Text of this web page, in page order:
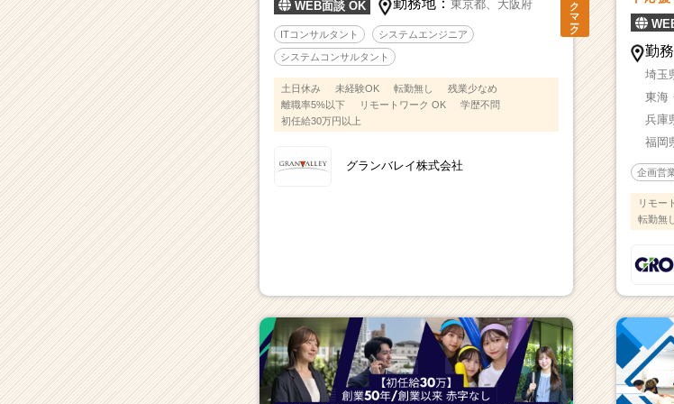
WEB面談 OK 勤務地：東京都、 大阪府
ITコンサルタント システムエンジニア
システムコンサルタント
土日休み 未経験OK 転勤無し
残業少なめ
離職率5%以下
リモートワーク OK
学歴不問
初任給30万円以上
グランバレイ株式会社
勤務
埼玉
東海
兵庫
福岡
企画営
リモー
転勤無